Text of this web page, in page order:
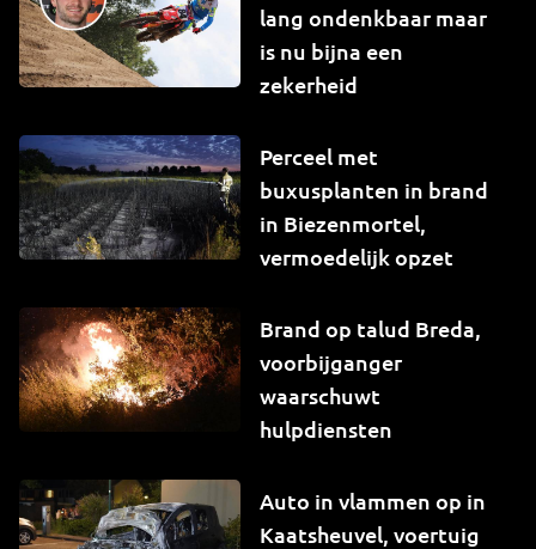
lang ondenkbaar maar
is nu bijna een
zekerheid
Perceel met
buxusplanten in brand
in Biezenmortel,
vermoedelijk opzet
Brand op talud Breda,
voorbijganger
waarschuwt
hulpdiensten
Auto in vlammen op in
Kaatsheuvel, voertuig